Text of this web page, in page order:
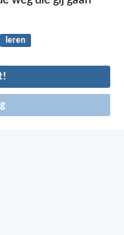
leren